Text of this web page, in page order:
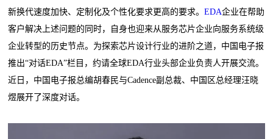
新换代速度加快、定制化及个性化要求更高的要求。EDA企业在帮助
客户解决上述问题的同时，自身也迎来从服务芯片企业向服务系统级
企业转型的历史节点。为探索芯片设计行业的进阶之道，中国电子报
推出“对话EDA”栏目，约请全球EDA行业头部企业负责人开展交流。
近日，中国电子报总编胡春民与Cadence副总裁、中国区总经理汪晓
煜展开了深度对话。